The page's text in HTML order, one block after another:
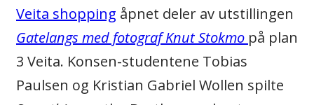
Veita shopping åpnet deler av utstillingen
Gatelangs med fotograf Knut Stokmo på plan
3 Veita. Konsen-studentene Tobias
Paulsen og Kristian Gabriel Wollen spilte